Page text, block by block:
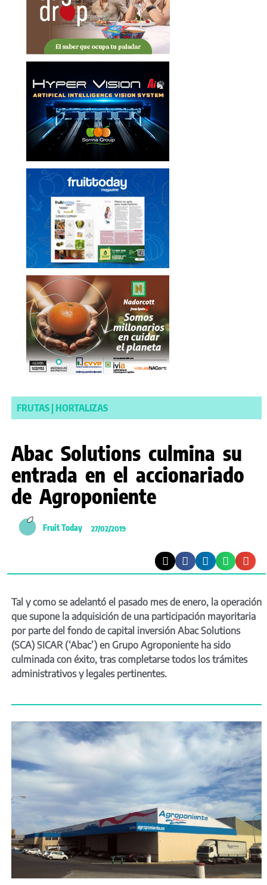
FRUTAS|HORTALIZAS
Abac Solutions culmina su
entrada en el accionariado
de Agroponiente
Fruit Today 27/02/2019
Tal y como se adelantó el pasado mes de enero, la operación
que supone la adquisición de una participación mayoritaria
por parte del fondo de capital inversión Abac Solutions
(SCA) SICAR (‘Abac’) en Grupo Agroponiente ha sido
culminada con éxito, tras completarse todos los trámites
administrativos y legales pertinentes.